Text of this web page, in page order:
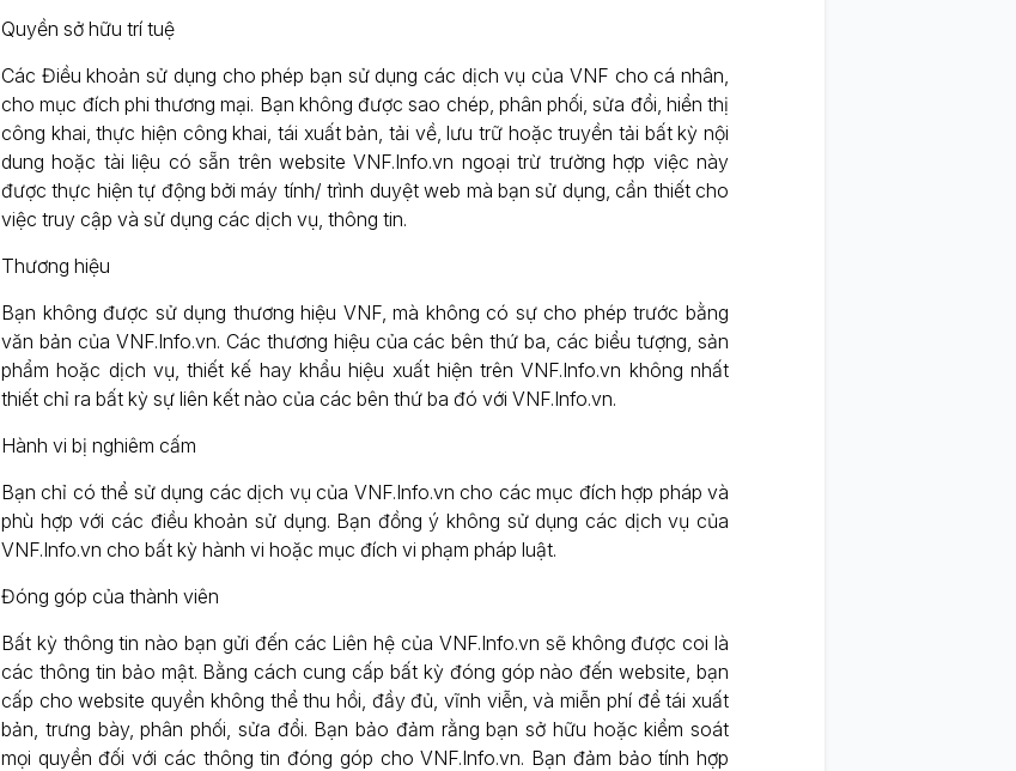
Quyền sở hữu trí tuệ
Các Điều khoản sử dụng cho phép bạn sử dụng các dịch vụ của VNF cho cá nhân,
cho mục đích phi thương mại. Bạn không được sao chép, phân phối, sửa đổi, hiển thị
công khai, thực hiện công khai, tái xuất bản, tải về, lưu trữ hoặc truyền tải bất kỳ nội
dung hoặc tài liệu có sẵn trên website VNF.Info.vn ngoại trừ trường hợp việc này
được thực hiện tự động bởi máy tính/ trình duyệt web mà bạn sử dụng, cần thiết cho
việc truy cập và sử dụng các dịch vụ, thông tin.
Thương hiệu
Bạn không được sử dụng thương hiệu VNF, mà không có sự cho phép trước bằng
văn bản của VNF.Info.vn. Các thương hiệu của các bên thứ ba, các biểu tượng, sản
phẩm hoặc dịch vụ, thiết kế hay khẩu hiệu xuất hiện trên VNF.Info.vn không nhất
thiết chỉ ra bất kỳ sự liên kết nào của các bên thứ ba đó với VNF.Info.vn.
Hành vi bị nghiêm cấm
Bạn chỉ có thể sử dụng các dịch vụ của VNF.Info.vn cho các mục đích hợp pháp và
phù hợp với các điều khoản sử dụng. Bạn đồng ý không sử dụng các dịch vụ của
VNF.Info.vn cho bất kỳ hành vi hoặc mục đích vi phạm pháp luật.
Đóng góp của thành viên
Bất kỳ thông tin nào bạn gửi đến các Liên hệ của VNF.Info.vn sẽ không được coi là
các thông tin bảo mật. Bằng cách cung cấp bất kỳ đóng góp nào đến website, bạn
cấp cho website quyền không thể thu hồi, đầy đủ, vĩnh viễn, và miễn phí để tái xuất
bản, trưng bày, phân phối, sửa đổi. Bạn bảo đảm rằng bạn sở hữu hoặc kiểm soát
mọi quyền đối với các thông tin đóng góp cho VNF.Info.vn. Bạn đảm bảo tính hợp